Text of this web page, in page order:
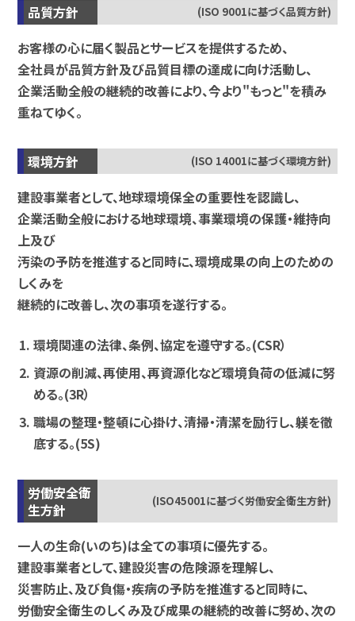
品質方針 (ISO 9001に基づく品質方針)
お客様の心に届く製品とサービスを提供するため、
全社員が品質方針及び品質目標の達成に向け活動し、
企業活動全般の継続的改善により、今より"もっと"を積み
重ねてゆく。
環境方針 (ISO 14001に基づく環境方針)
建設事業者として、地球環境保全の重要性を認識し、
企業活動全般における地球環境、事業環境の保護・維持向
上及び
汚染の予防を推進すると同時に、環境成果の向上のための
しくみを
継続的に改善し、次の事項を遂行する。
環境関連の法律、条例、協定を遵守する。(CSR）
資源の削減、再使用、再資源化など環境負荷の低減に努
める。(3R）
職場の整理・整頓に心掛け、清掃・清潔を励行し、躾を徹
底する。(5S)
労働安全衛
生方針
(ISO45001に基づく労働安全衛生方針)
一人の生命(いのち)は全ての事項に優先する。
建設事業者として、建設災害の危険源を理解し、
災害防止、及び負傷・疾病の予防を推進すると同時に、
労働安全衛生のしくみ及び成果の継続的改善に努め、次の